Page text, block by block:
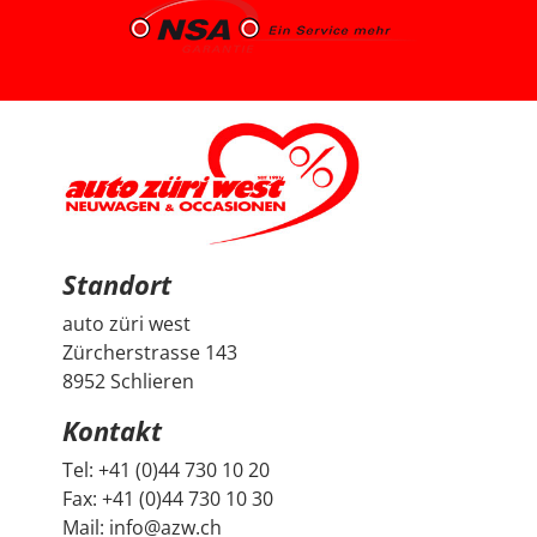
uns gut aufgehoben. Besonders positiv fand ich den
spannenden Austausch mit dem Berater über
allgemeine Autothemen und Dinge, die Autoliebhaber
Thema Auto vorhanden ist. Sehr geschätzt haben wir
zudem, dass vor der Übergabe extra noch ein Service
durchgeführt wurde, damit wir mit dem Fahrzeug
länger Ruhe haben. Das ist nicht selbstverständlich und
hat den positiven Eindruck nochmals verstärkt. Wir
freuen uns sehr über unseren Peugeot 2008 und
bedanken uns herzlich bei Auto Züri West sowie bei
Herrn Francesco Salerno für die angenehme Beratung,
den guten Austausch und den super Deal.
Standort
auto züri west
Zürcherstrasse 143
8952 Schlieren
Kontakt
Tel:+41 (0)44 730 10 20
Fax:+41 (0)44 730 10 30
Mail: info@azw.ch